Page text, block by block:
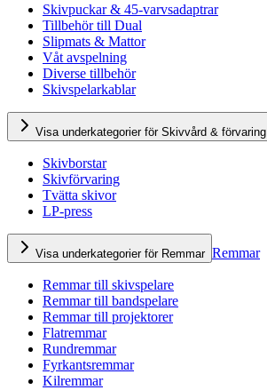
Skivpuckar & 45-varvsadaptrar
Tillbehör till Dual
Slipmats & Mattor
Våt avspelning
Diverse tillbehör
Skivspelarkablar
Visa underkategorier för Skivvård & förvaring
Skivborstar
Skivförvaring
Tvätta skivor
LP-press
Visa underkategorier för Remmar Remmar
Remmar till skivspelare
Remmar till bandspelare
Remmar till projektorer
Flatremmar
Rundremmar
Fyrkantsremmar
Kilremmar